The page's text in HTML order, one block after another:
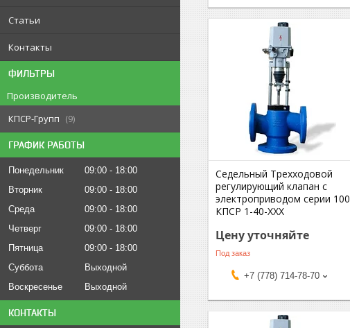
Статьи
Контакты
ФИЛЬТРЫ
Производитель
КПСР-Групп
9
ГРАФИК РАБОТЫ
Понедельник 09:00
18:00
Вторник
09:00
18:00
Среда
09:00
18:00
Четверг
09:00
18:00
Пятница
09:00
18:00
Суббота
Выходной
Воскресенье
Выходной
КОНТАКТЫ
Седельный Трехходовой
регулирующий клапан с
электроприводом серии 100
КПСР 1-40-ХХХ
Цену уточняйте
Под заказ
+7 (778) 714-78-70